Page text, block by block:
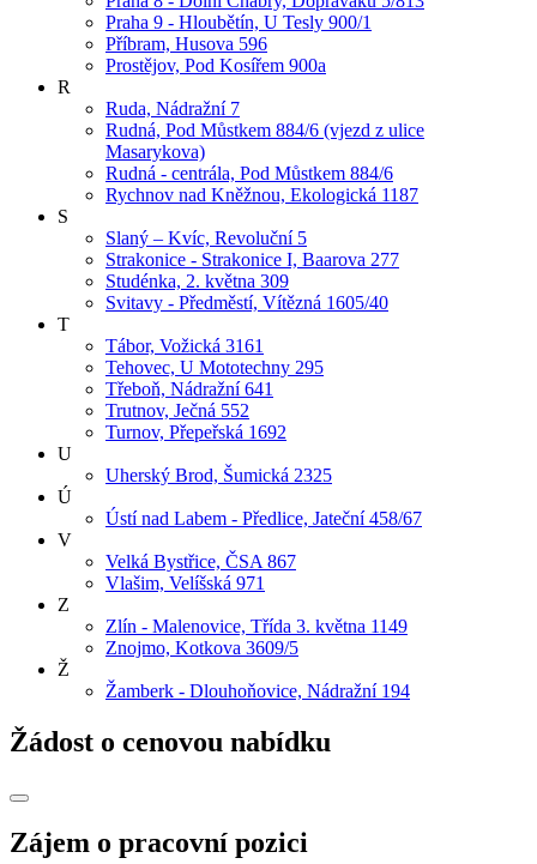
Praha 9 - Hloubětín, U Tesly 900/1
Příbram, Husova 596
Prostějov, Pod Kosířem 900a
R
Ruda, Nádražní 7
Rudná, Pod Můstkem 884/6 (vjezd z ulice
Masarykova)
Rudná - centrála, Pod Můstkem 884/6
Rychnov nad Kněžnou, Ekologická 1187
S
Slaný – Kvíc, Revoluční 5
Strakonice - Strakonice I, Baarova 277
Studénka, 2. května 309
Svitavy - Předměstí, Vítězná 1605/40
T
Tábor, Vožická 3161
Tehovec, U Mototechny 295
Třeboň, Nádražní 641
Trutnov, Ječná 552
Turnov, Přepeřská 1692
U
Uherský Brod, Šumická 2325
Ú
Ústí nad Labem - Předlice, Jateční 458/67
V
Velká Bystřice, ČSA 867
Vlašim, Velíšská 971
Z
Zlín - Malenovice, Třída 3. května 1149
Znojmo, Kotkova 3609/5
Ž
Žamberk - Dlouhoňovice, Nádražní 194
Žádost o cenovou nabídku
Zájem o pracovní pozici